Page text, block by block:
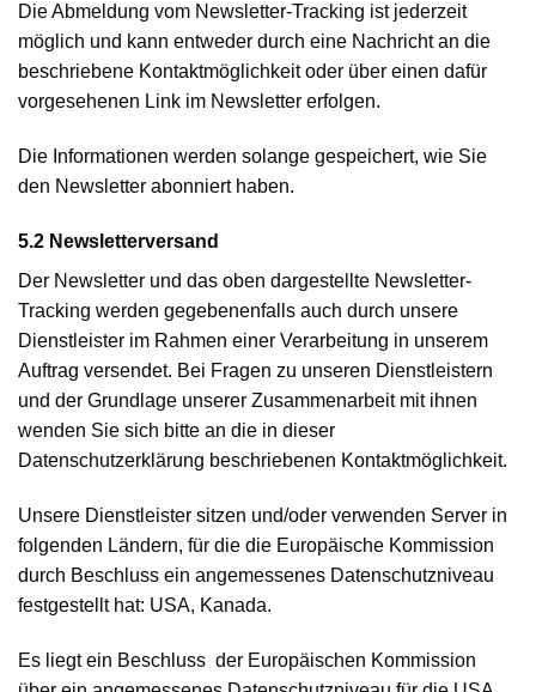
Die Abmeldung vom Newsletter-Tracking ist jederzeit
möglich und kann entweder durch eine Nachricht an die
beschriebene Kontaktmöglichkeit oder über einen dafür
vorgesehenen Link im Newsletter erfolgen.
Die Informationen werden solange gespeichert, wie Sie
den Newsletter abonniert haben.
5.2 Newsletterversand
Der Newsletter und das oben dargestellte Newsletter-
Tracking werden gegebenenfalls auch durch unsere
Dienstleister im Rahmen einer Verarbeitung in unserem
Auftrag versendet. Bei Fragen zu unseren Dienstleistern
und der Grundlage unserer Zusammenarbeit mit ihnen
wenden Sie sich bitte an die in dieser
Datenschutzerklärung beschriebenen Kontaktmöglichkeit.
Unsere Dienstleister sitzen und/oder verwenden Server in
folgenden Ländern, für die die Europäische Kommission
durch Beschluss ein angemessenes Datenschutzniveau
festgestellt hat: USA, Kanada.
Es liegt ein Beschluss der Europäischen Kommission